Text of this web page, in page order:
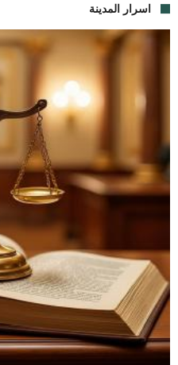
اسرار المدينة